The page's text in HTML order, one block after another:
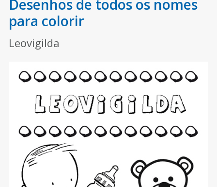
Desenhos de todos os nomes
para colorir
Leovigilda